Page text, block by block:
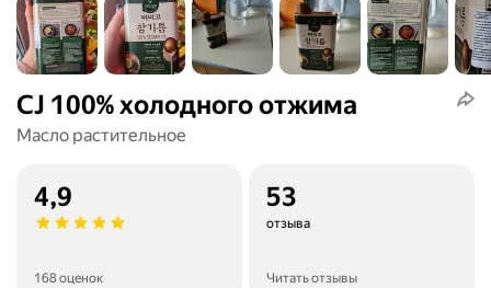
CJ 100% холодного отжима
Масло растительное
4,9
168 оценок
53
отзыва
Читать отзывы